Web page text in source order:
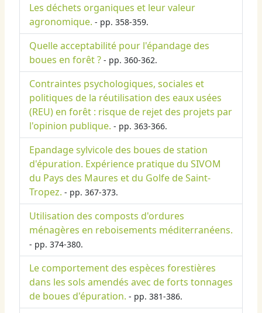
Les déchets organiques et leur valeur
agronomique. - pp. 358-359.
Quelle acceptabilité pour l'épandage des
boues en forêt ? - pp. 360-362.
Contraintes psychologiques, sociales et
politiques de la réutilisation des eaux usées
(REU) en forêt : risque de rejet des projets par
l'opinion publique. - pp. 363-366.
Epandage sylvicole des boues de station
d'épuration. Expérience pratique du SIVOM
du Pays des Maures et du Golfe de Saint-
Tropez. - pp. 367-373.
Utilisation des composts d'ordures
ménagères en reboisements méditerranéens.
- pp. 374-380.
Le comportement des espèces forestières
dans les sols amendés avec de forts tonnages
de boues d'épuration. - pp. 381-386.